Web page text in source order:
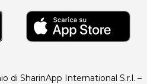
di SharinApp International S.r.l. –